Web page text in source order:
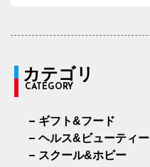
カテゴリ
CATEGORY
ギフト&フード
ヘルス&ビューティー
スクール&ホビー